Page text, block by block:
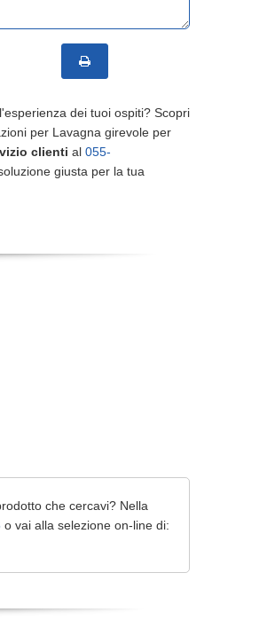
dei tuoi ospiti? Scopri
per Lavagna girevole per
clienti al 055-
giusta per la tua
che cercavi? Nella
o vai alla selezione on-line di: